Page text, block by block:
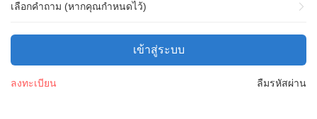
เลือกคำถาม (หากคุณกำหนดไว้)
เข้าสู่ระบบ
ลืมรหัสผ่าน
ลงทะเบียน